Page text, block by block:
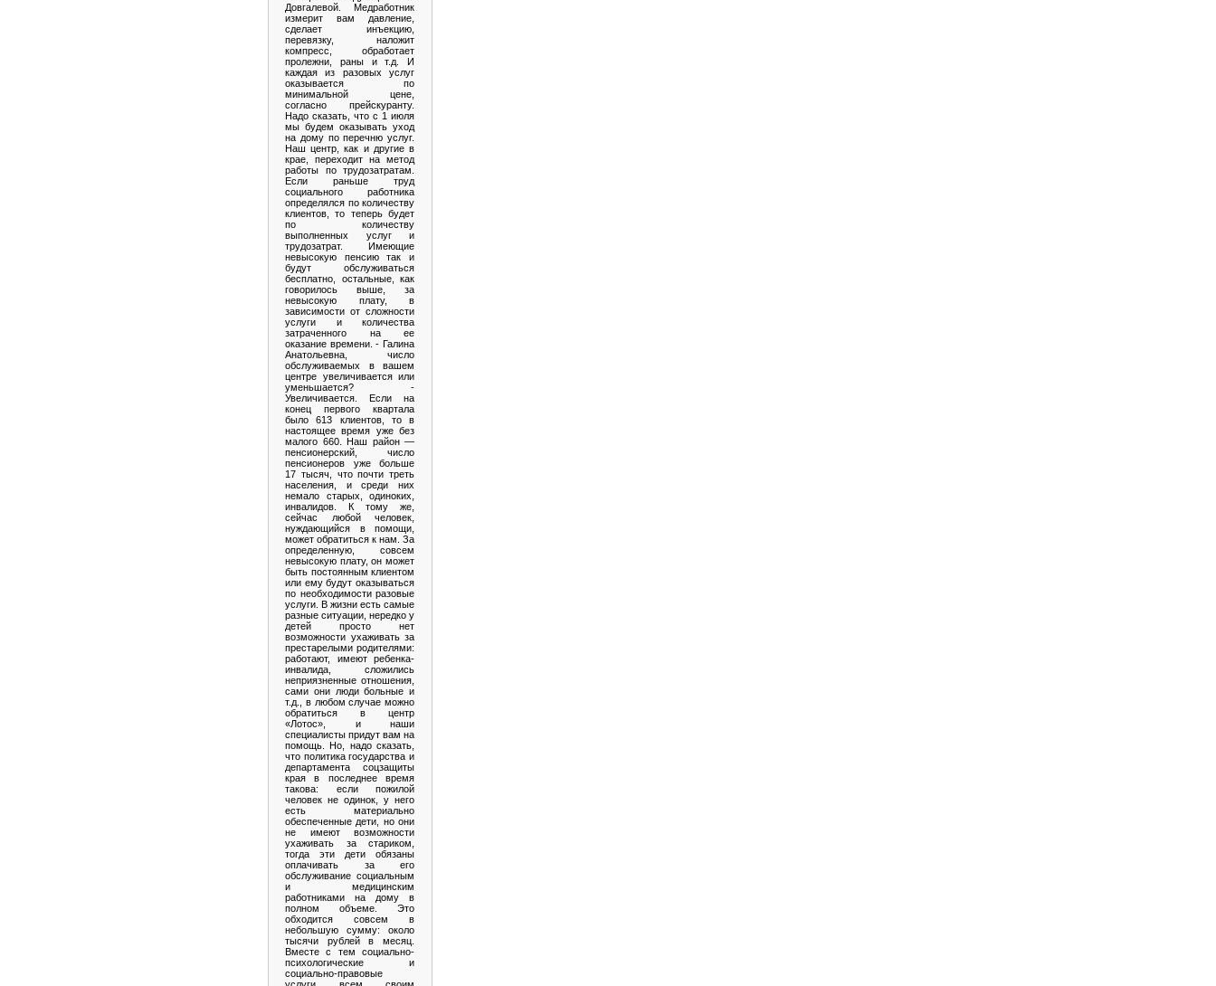
Довгалевой. Медработник
измерит вам давление,
сделает инъекцию,
перевязку, наложит
компресс, обработает
пролежни, раны и т.д. И
каждая из разовых услуг
оказывается по
минимальной цене,
согласно прейскуранту.
Надо сказать, что с 1 июля
мы будем оказывать уход
на дому по перечню услуг.
Наш центр, как и другие в
крае, переходит на метод
работы по трудозатратам.
Если раньше труд
социального работника
определялся по количеству
клиентов, то теперь будет
по количеству
выполненных услуг и
трудозатрат. Имеющие
невысокую пенсию так и
будут обслуживаться
бесплатно, остальные, как
говорилось выше, за
невысокую плату, в
зависимости от сложности
услуги и количества
затраченного на ее
оказание времени. - Галина
Анатольевна, число
обслуживаемых в вашем
центре увеличивается или
уменьшается? -
Увеличивается. Если на
конец первого квартала
было 613 клиентов, то в
настоящее время уже без
малого 660. Наш район —
пенсионерский, число
пенсионеров уже больше
17 тысяч, что почти треть
населения, и среди них
немало старых, одиноких,
инвалидов. К тому же,
сейчас любой человек,
нуждающийся в помощи,
может обратиться к нам. За
определенную, совсем
невысокую плату, он может
быть постоянным клиентом
или ему будут оказываться
по необходимости разовые
услуги. В жизни есть самые
разные ситуации, нередко у
детей просто нет
возможности ухаживать за
престарелыми родителями:
работают, имеют ребенка-
инвалида, сложились
неприязненные отношения,
сами они люди больные и
т.д., в любом случае можно
обратиться в центр
«Лотос», и наши
специалисты придут вам на
помощь. Но, надо сказать,
что политика государства и
департамента соцзащиты
края в последнее время
такова: если пожилой
человек не одинок, у него
есть материально
обеспеченные дети, но они
не имеют возможности
ухаживать за стариком,
тогда эти дети обязаны
оплачивать за его
обслуживание социальным
и медицинским
работниками на дому в
полном объеме. Это
обходится совсем в
небольшую сумму: около
тысячи рублей в месяц.
Вместе с тем социально-
психологические и
социально-правовые